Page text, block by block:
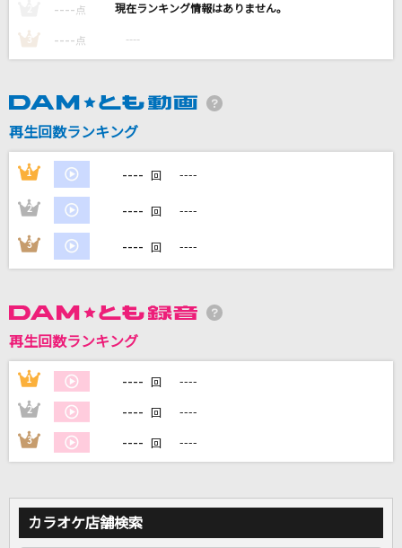
カラオケ最新情報をチェック！
カラオケをもっと楽しもう！
自宅でカラオケ歌い放題！
---- 点 ----
3 ---- 点 ----
再生回数ランキング
1 ---- 回 ----
2 ---- 回 ----
3 ---- 回 ----
再生回数ランキング
1 ---- 回 ----
2 ---- 回 ----
3 ---- 回 ----
カラオケ店舗検索